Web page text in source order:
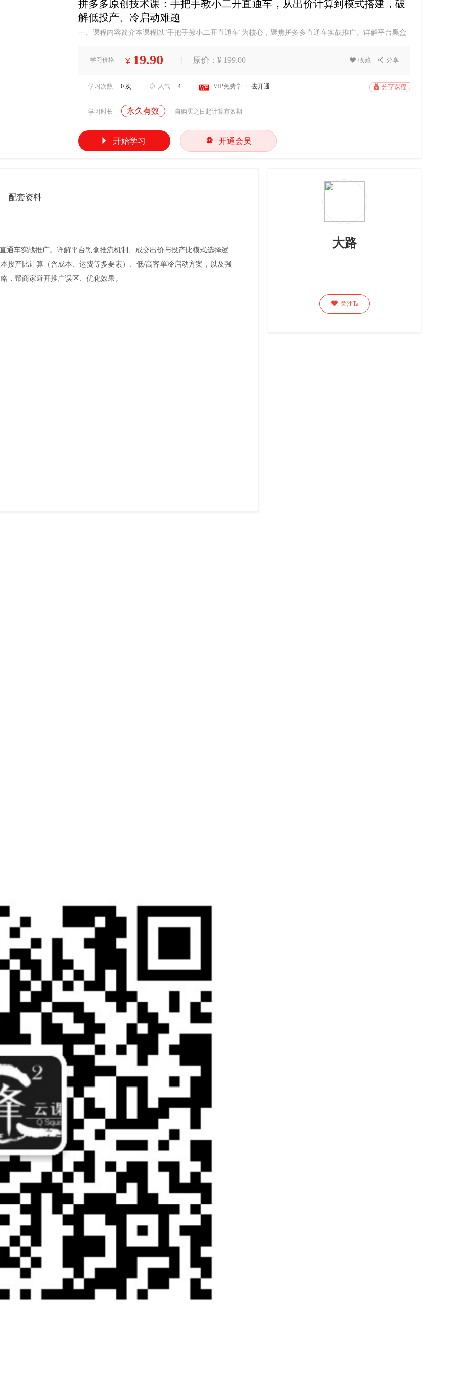
拼多多原创技术课：手把手教小二开直通车，从出价计算到模式搭建，破
解低投产、冷启动难题
一、课程内容简介本课程以“手把手教小二开直通车”为核心，聚焦拼多多直通车实战推广。详解平台黑盒
计算（含成本、运费等多要素）、低/高客单冷启动方案，以及强付费与微付费两种搭建模式，搭配提升投
产比的实操策略，帮商家避开推广误区、优化效果。二、适合学习人群1. 拼多多店铺运营“小二”及电商从
学习价格 ¥ 19.90 原价：¥ 199.00  收藏  分享
学习次数 0 次  人气 4  VIP免费学 去开通  分享课程
学习时长 永久有效 自购买之日起计算有效期
 开始学习  开通会员
配套资料
通车实战推广。详解平台黑盒推流机制、成交出价与投产比模式选择逻
投产比计算（含成本、运费等多要素）、低/高客单冷启动方案，以及强
，帮商家避开推广误区、优化效果。
大路
 关注Ta